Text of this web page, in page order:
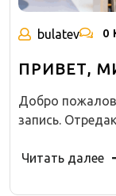
bulatev 0
ПРИВЕТ,
Добро
запись.
Читать далее